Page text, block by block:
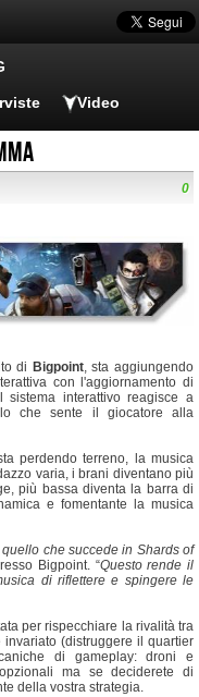
Video
0
di Bigpoint, sta aggiungendo
con l'aggiornamento di
interattivo reagisce a
che sente il giocatore alla
perdendo terreno, la musica
varia, i brani diventano più
più bassa diventa la barra di
e fomentante la musica
che succede in Shards of
Bigpoint. “Questo rende il
di riflettere e spingere le
per rispecchiare la rivalità tra
(distruggere il quartier
di gameplay: droni e
ma se deciderete di
della vostra strategia.